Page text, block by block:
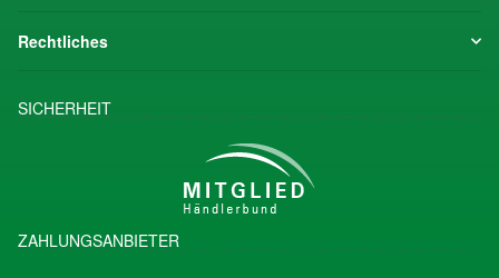
Rechtliches
SICHERHEIT
ZAHLUNGSANBIETER